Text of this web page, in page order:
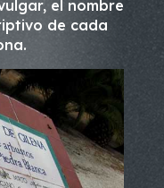
el nombre
de cada